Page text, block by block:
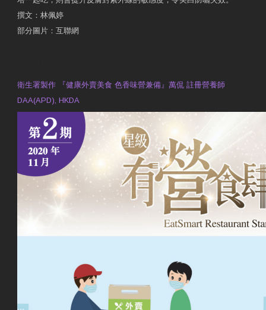
撰文：林佩婷
部分圖片：互聯網
衛生署製作 『健康外賣美食 色香味營兼備』萬侃 註冊營養師
DAA(APD), HKDA